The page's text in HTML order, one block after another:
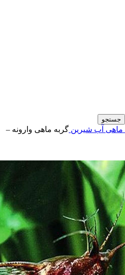
جستجو
ماهی آب شیرین گربه ماهی وارونه –